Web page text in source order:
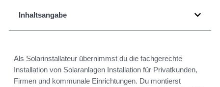
Inhaltsangabe
Als Solarinstallateur übernimmst du die fachgerechte
Installation von Solaranlagen Installation für Privatkunden,
Firmen und kommunale Einrichtungen. Du montierst